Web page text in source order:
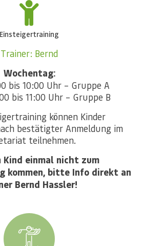
Einsteigertraining
Trainer: Bernd
Wochentag:
bis 10:00 Uhr – Gruppe A
bis 11:00 Uhr – Gruppe B
können Kinder
bestätigter Anmeldung im
teilnehmen.
einmal nicht zum
kommen, bitte Info direkt an
Bernd Hassler!